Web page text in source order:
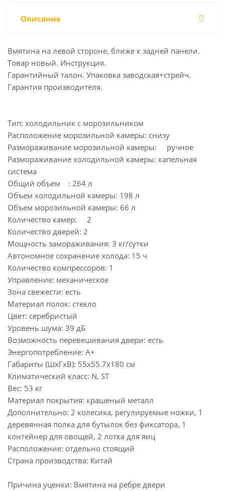
Описание
Вмятина на левой стороне, ближе к задней панели.
Товар новый. Инструкция.
Гарантийный талон. Упаковка заводская+стрейч.
Гарантия производителя.
Тип: холодильник с морозильником
Расположение морозильной камеры: снизу
Размораживание морозильной камеры: ручное
Размораживание холодильной камеры: капельная
система
Общий объем : 264 л
Объем холодильной камеры: 198 л
Объем морозильной камеры: 66 л
Количество камер: 2
Количество дверей: 2
Мощность замораживания: 3 кг/сутки
Автономное сохранение холода: 15 ч
Количество компрессоров: 1
Управление: механическое
Зона свежести: есть
Материал полок: стекло
Цвет: серебристый
Уровень шума: 39 дБ
Возможность перевешивания двери: есть
Энергопотребление: А+
Габариты (ШxГxВ): 55x55.7x180 см
Климатический класс: N, ST
Вес: 53 кг
Материал покрытия: крашеный металл
Дополнительно: 2 колесика, регулируемые ножки, 1
деревянная полка для бутылок без фиксатора, 1
контейнер для овощей, 2 лотка для яиц
Расположение: отдельно стоящий
Страна производства: Китай
Причина уценки: Вмятина на ребре двери